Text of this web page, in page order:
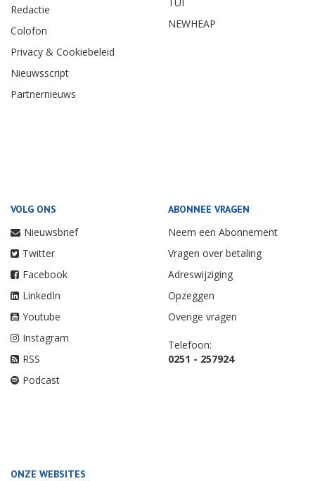
Redactie
Colofon
Privacy & Cookiebeleid
Nieuwsscript
Partnernieuws
NEWHEAP
VOLG ONS
Nieuwsbrief
Twitter
Facebook
LinkedIn
Youtube
Instagram
RSS
Podcast
ABONNEE VRAGEN
Neem een Abonnement
Vragen over betaling
Adreswijziging
Opzeggen
Overige vragen
Telefoon:
0251 - 257924
ONZE WEBSITES